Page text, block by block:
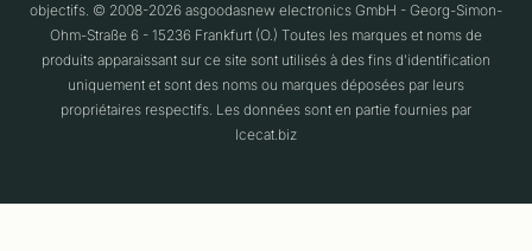
objectifs. © 2008-2026 asgoodasnew electronics GmbH - Georg-Simon-
Ohm-Straße 6 - 15236 Frankfurt (O.) Toutes les marques et noms de
produits apparaissant sur ce site sont utilisés à des fins d'identification
uniquement et sont des noms ou marques déposées par leurs
propriétaires respectifs. Les données sont en partie fournies par
Icecat.biz